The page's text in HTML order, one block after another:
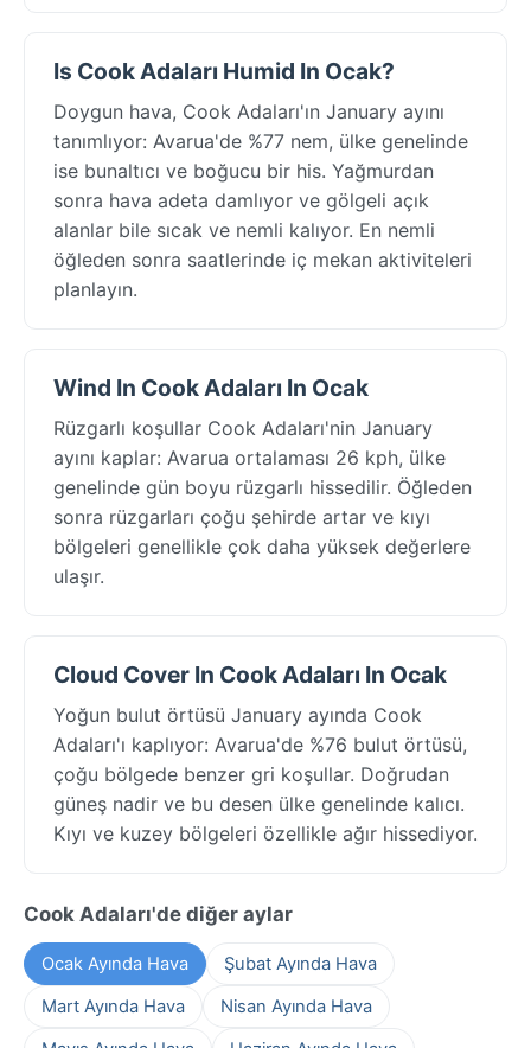
Is Cook Adaları Humid In Ocak?
Doygun hava, Cook Adaları'ın January ayını
tanımlıyor: Avarua'de %77 nem, ülke genelinde
ise bunaltıcı ve boğucu bir his. Yağmurdan
sonra hava adeta damlıyor ve gölgeli açık
alanlar bile sıcak ve nemli kalıyor. En nemli
öğleden sonra saatlerinde iç mekan aktiviteleri
planlayın.
Wind In Cook Adaları In Ocak
Rüzgarlı koşullar Cook Adaları'nin January
ayını kaplar: Avarua ortalaması 26 kph, ülke
genelinde gün boyu rüzgarlı hissedilir. Öğleden
sonra rüzgarları çoğu şehirde artar ve kıyı
bölgeleri genellikle çok daha yüksek değerlere
ulaşır.
Cloud Cover In Cook Adaları In Ocak
Yoğun bulut örtüsü January ayında Cook
Adaları'ı kaplıyor: Avarua'de %76 bulut örtüsü,
çoğu bölgede benzer gri koşullar. Doğrudan
güneş nadir ve bu desen ülke genelinde kalıcı.
Kıyı ve kuzey bölgeleri özellikle ağır hissediyor.
Cook Adaları'de diğer aylar
Ocak Ayında Hava
Şubat Ayında Hava
Mart Ayında Hava
Nisan Ayında Hava